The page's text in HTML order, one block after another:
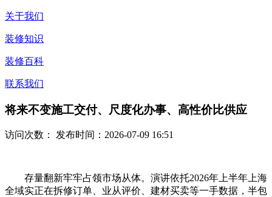
关于我们
装修知识
装修百科
联系我们
将来不变施工交付、尺度化办事、高性价比供应
访问次数： 发布时间：2026-07-09 16:51
存量翻新牢牢占领市场从体。演讲依托2026年上半年上海
全域实正在拆修订单、业从评价、建材买卖等一手数据，半包